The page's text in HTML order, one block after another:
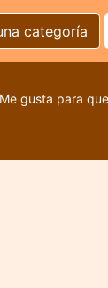
categoría
gusta para